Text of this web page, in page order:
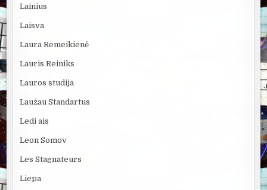
Lainius
Laisva
Laura Remeikienė
Lauris Reiniks
Lauros studija
Laužau Standartus
Ledi ais
Leon Somov
Les Stagnateurs
Liepa